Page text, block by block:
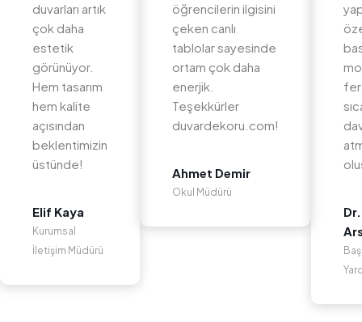
duvarları artık
çok daha
estetik
görünüyor.
Hem tasarım
hem kalite
açısından
beklentimizin
üstünde!
Elif Kaya
Kurumsal
İletişim Müdürü
öğrencilerin ilgisini
çeken canlı
tablolar sayesinde
ortam çok daha
enerjik.
Teşekkürler
duvardekoru.com!
Ahmet Demir
Okul Müdürü